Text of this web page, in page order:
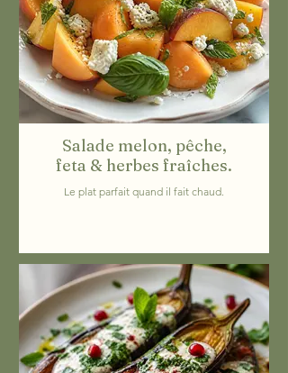
Salade melon, pêche,
feta & herbes fraîches.
Le plat parfait quand il fait chaud.